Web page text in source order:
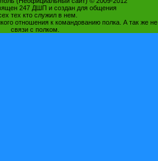
247 ДШП и создан для общения
тех кто служил в нем.
отношения к командованию полка. А так же
связи с полком.